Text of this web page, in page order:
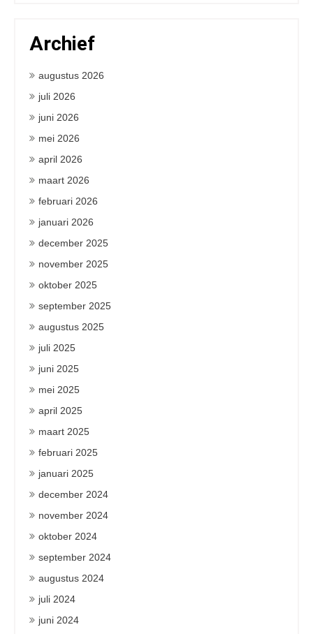
Archief
augustus 2026
juli 2026
juni 2026
mei 2026
april 2026
maart 2026
februari 2026
januari 2026
december 2025
november 2025
oktober 2025
september 2025
augustus 2025
juli 2025
juni 2025
mei 2025
april 2025
maart 2025
februari 2025
januari 2025
december 2024
november 2024
oktober 2024
september 2024
augustus 2024
juli 2024
juni 2024